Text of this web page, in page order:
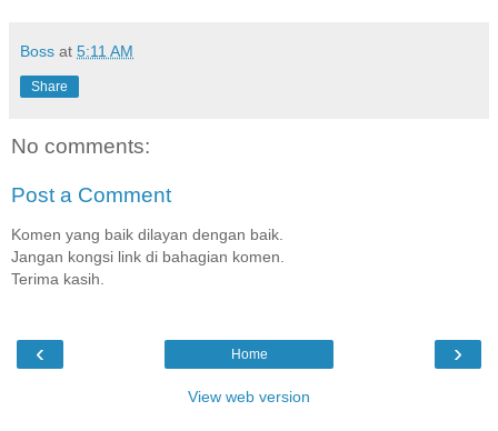
Boss at 5:11 AM
Share
No comments:
Post a Comment
Komen yang baik dilayan dengan baik.
Jangan kongsi link di bahagian komen.
Terima kasih.
‹ ›
Home
View web version